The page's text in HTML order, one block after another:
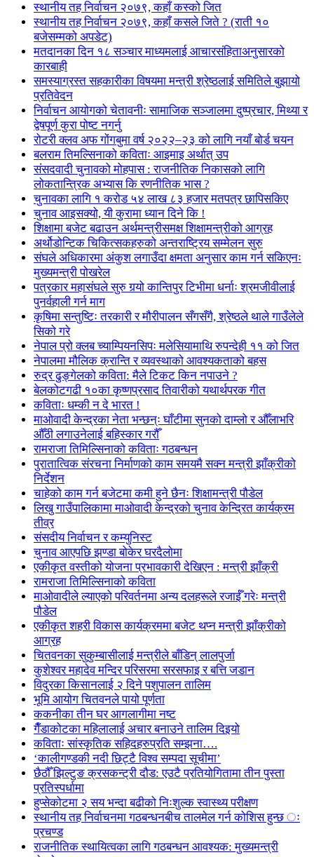
स्थानीय तह निर्वाचन २०७९, कहाँ कस्को जित
स्थानीय तह निर्वाचन २०७९, कहाँ कसले जिते ? (राती १०
बजेसम्मको अपडेट)
मतदानका दिन १८ सञ्चार माध्यमलाई आचारसंहिताअनुसारको
कारबाही
समस्याग्रस्त सहकारीका विषयमा मन्त्री श्रेष्ठलाई समितिले बुझायो
प्रतिवेदन
निर्वाचन आयोगको चेतावनीः सामाजिक सञ्जालमा दुष्प्रचार, मिथ्या र
द्वेषपूर्ण कुरा पोष्ट नगर्नु
रोटरी क्लव अफ गोंगबुमा वर्ष २०२२–२३ को लागि नयाँ बोर्ड चयन
बलराम तिमल्सिनाको कविताः आइमाइ अर्थात् उप
संसदवादी चुनावको मोहपास : राजनीतिक निकासको लागि
लोकतान्त्रिक अभ्यास कि रणनीतिक भास ?
चुनावका लागि १ करोड ५४ लाख ८३ हजार मतपत्र छापिसकिए
चुनाव आइसक्यो, यी कुरामा ध्यान दिने कि !
शिक्षामा बजेट बढाउन अर्थमन्त्रीसमक्ष शिक्षामन्त्रीको आग्रह
अर्थोडोन्टिक चिकित्सकहरुको अन्तराष्ट्रिय सम्मेलन सुरु
संघले अधिकारमा अंकुश लगाउँदा क्षमता अनुसार काम गर्न सकिएनः
मुख्यमन्त्री पोखरेल
पत्रकार महासंघले सुरु गर्‍यो कान्तिपुर टिभीमा धर्नाः श्रमजीवीलाई
पुनर्वहाली गर्न माग
कृषिमा सन्तुष्टिः तरकारी र मौरीपालन सँगसँगै, श्रेष्ठले थाले गाउँलेले
सिको गरे
नेपाल प्रो क्लब च्याम्पियनसिपः मलेसियामाथि रुपन्देही ११ को जित
नेपालमा मौलिक क्रान्ति र व्यवस्थाको आवश्यकताको बहस
रुद्र ढुङ्गेलको कविता: मैले टिकट किन नपाउने ?
बेलकोटगढी १०का कृष्णप्रसाद तिवारीको यथार्थपरक गीत
कविताः धम्की न दे भारत !
माओवादी केन्द्रका नेता भन्छन्ः घाँटीमा सुनको दाम्लो र औँलाभरि
औँठी लगाउनेलाई बहिस्कार गरौँ
रामराजा तिमिल्सिनाको कविताः गठबन्धन
पुरातात्विक संरचना निर्माणको काम समयमै सक्न मन्त्री झाँक्रीको
निर्देशन
चाहेको काम गर्न बजेटमा कमी हुने छैनः शिक्षामन्त्री पौडेल
लिखु गाउँपालिकामा माओवादी केन्द्रको चुनाव केन्द्रित कार्यक्रम
तीव्र
संसदीय निर्वाचन र कम्युनिस्ट
चुनाव आएपछि झण्डा बोकेर घरदैलोमा
एकीकृत वस्तीको योजना प्रभावकारी देखिएन : मन्त्री झाँक्री
रामराजा तिमिल्सिनाको कविता
माओवादीले ल्याएको परिवर्तनमा अन्य दलहरूले रजाईँ गरेः मन्त्री
पौडेल
एकीकृत शहरी विकास कार्यक्रममा बजेट थप्न मन्त्री झाँक्रीको
आग्रह
चितवनका सुकुम्बासीलाई मन्त्रीले बाँडिन् लालपुर्जा
कुशेश्वर महादेव मन्दिर परिसरमा सरसफाइ र बत्ति जडान
विदुरका किसानलाई २ दिने पशुपालन तालिम
भूमि आयोग चितवनले पायो पूर्णता
ककनीका तीन घर आगलागीमा नष्ट
गैँडाकोटका महिलालाई अचार बनाउने तालिम दिइयो
कविताः सांस्कृतिक सहिदहरुप्रति सम्झना….
‘कालीगण्डकी नदी छिट्टै विश्व सम्पदा सूचीमा’
छैठौँ झिल्टुङ क्रसकन्ट्री दौड: एउटै प्रतियोगितामा तीन पुस्ता
प्रतिस्पर्धामा
हुप्सेकोटमा २ सय भन्दा बढीको निःशुल्क स्वास्थ्य परीक्षण
स्थानीय तह निर्वाचनमा गठबन्धनबीच तालमेल गर्न कोशिस हुन्छ ः
प्रचण्ड
राजनीतिक स्थायित्वका लागि गठबन्धन आवश्यक: मुख्यमन्त्री